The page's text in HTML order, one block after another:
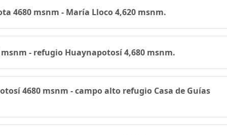
4680 msnm - María Lloco 4,620 msnm.
msnm - refugio Huaynapotosí 4,680 msnm.
4680 msnm - campo alto refugio Casa de Guías